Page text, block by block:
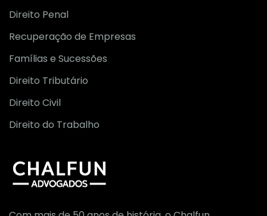
Direito Penal
Recuperação de Empresas
Famílias e Sucessões
Direito Tributário
Direito Civil
Direito do Trabalho